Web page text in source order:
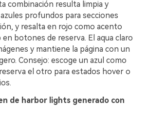
combinación resulta limpia y
profundos para secciones
y resalta en rojo como acento
botones de reserva. El aqua claro
y mantiene la página con un
Consejo: escoge un azul como
el otro para estados hover o
de harbor lights generado con